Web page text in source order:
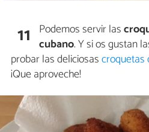
11 Podemos servir las
cubano. Y si os gustan
probar las deliciosascroquetas
¡Que aproveche!